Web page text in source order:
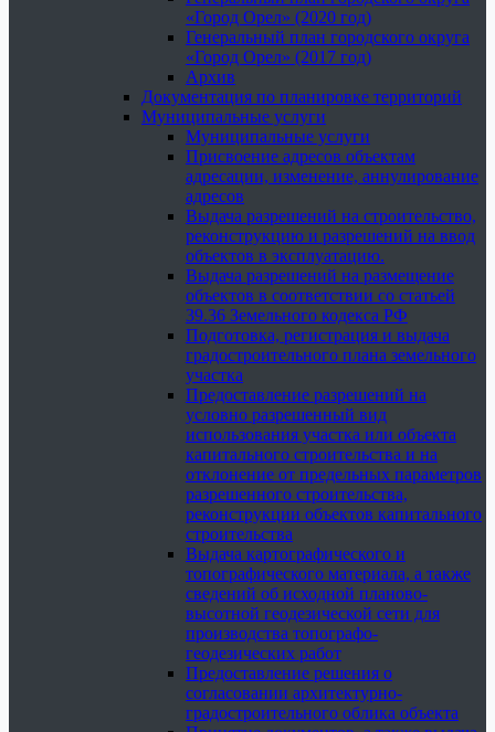
«Город Орел» (2020 год)
Генеральный план городского округа
«Город Орел» (2017 год)
Архив
Документация по планировке территорий
Муниципальные услуги
Муниципальные услуги
Присвоение адресов объектам
адресации, изменение, аннулирование
адресов
Выдача разрешений на строительство,
реконструкцию и разрешений на ввод
объектов в эксплуатацию.
Выдача разрешений на размещение
объектов в соответствии со статьей
39.36 Земельного кодекса РФ
Подготовка, регистрация и выдача
градостроительного плана земельного
участка
Предоставление разрешений на
условно разрешенный вид
использования участка или объекта
капитального строительства и на
отклонение от предельных параметров
разрешенного строительства,
реконструкции объектов капитального
строительства
Выдача картографического и
топографического материала, а также
сведений об исходной планово-
высотной геодезической сети для
производства топографо-
геодезических работ
Предоставление решения о
согласовании архитектурно-
градостроительного облика объекта